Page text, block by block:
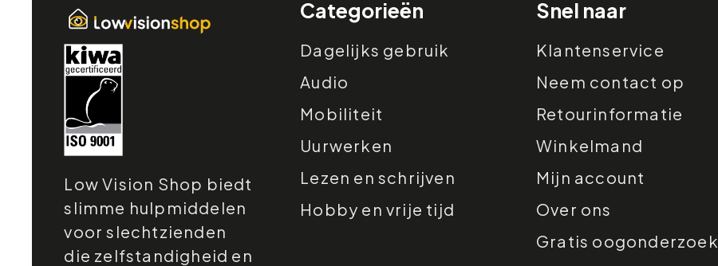
Low Vision Shop biedt
slimme hulpmiddelen
voor slechtzienden
die zelfstandigheid en
Categorieën
Dagelijks gebruik
Audio
Mobiliteit
Uurwerken
Lezen en schrijven
Hobby en vrije tijd
Snel naar
Klantenservice
Neem contact op
Retourinformatie
Winkelmand
Mijn account
Over ons
Gratis oogonderzoek